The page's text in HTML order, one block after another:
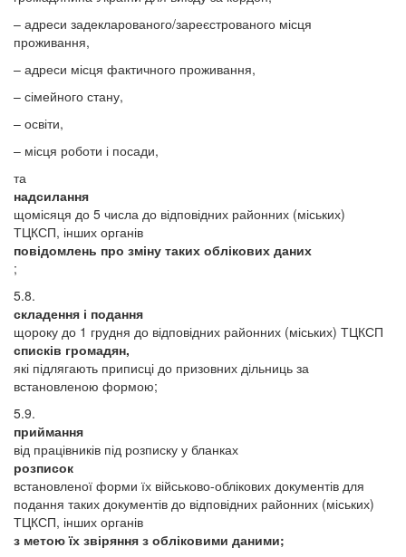
– адреси задекларованого/зареєстрованого місця
проживання,
– адреси місця фактичного проживання,
– сімейного стану,
– освіти,
– місця роботи і посади,
та
надсилання
щомісяця до 5 числа до відповідних районних (міських)
ТЦКСП, інших органів
повідомлень про зміну таких облікових даних
;
5.8.
складення і подання
щороку до 1 грудня до відповідних районних (міських) ТЦКСП
списків громадян,
які підлягають приписці до призовних дільниць за
встановленою формою;
5.9.
приймання
від працівників під розписку у бланках
розписок
встановленої форми їх військово-облікових документів для
подання таких документів до відповідних районних (міських)
ТЦКСП, інших органів
з метою їх звіряння з обліковими даними;